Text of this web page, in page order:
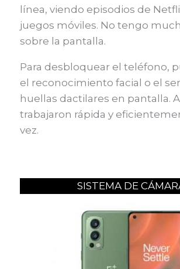
línea, viendo episodios de
juegos móviles. No tengo
sobre la pantalla.
Para desbloquear el teléfono,
el reconocimiento facial o el
huellas dactilares en pantalla.
trabajaron rápida y
vez.
SISTEMA DE